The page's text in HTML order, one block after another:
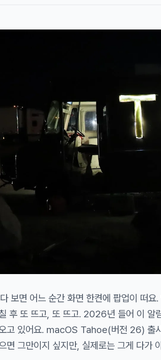
보면 어느 순간 화면 한켠에 팝업이 떠
후 또 뜨고, 또 뜨고. 2026년 들어 이 알
고 있어요. macOS Tahoe(버전 26) 출
면 그만이지 싶지만, 실제로는 그게 다가